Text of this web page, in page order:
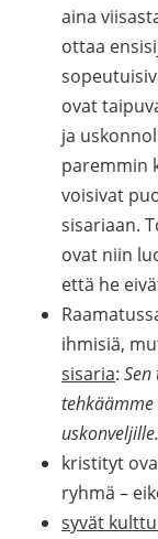
aina
ottaa
ovat
ja
paremmin
voisivat
sisariaan.
ovat niin
että he
ihmisiä,
sisaria:
uskonveljille.
kristityt
ryhmä –
syvät